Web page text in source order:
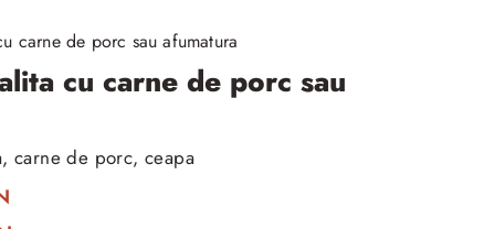
carne de porc sau afumatura
cu carne de porc sau
carne de porc, ceapa